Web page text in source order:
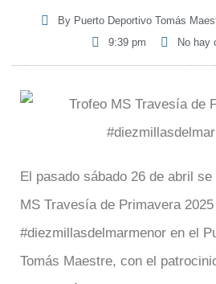
ByPuerto Deportivo Tomás
9:39 pm
No hay
El pasado sábado 26 de abril
MS Travesía de Primavera 2025
#diezmillasdelmarmenor en el
Tomás Maestre, con el